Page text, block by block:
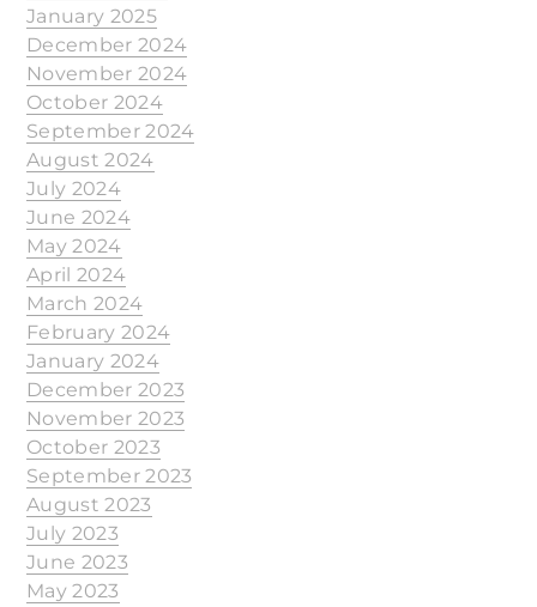
January 2025
December 2024
November 2024
October 2024
September 2024
August 2024
July 2024
June 2024
May 2024
April 2024
March 2024
February 2024
January 2024
December 2023
November 2023
October 2023
September 2023
August 2023
July 2023
June 2023
May 2023